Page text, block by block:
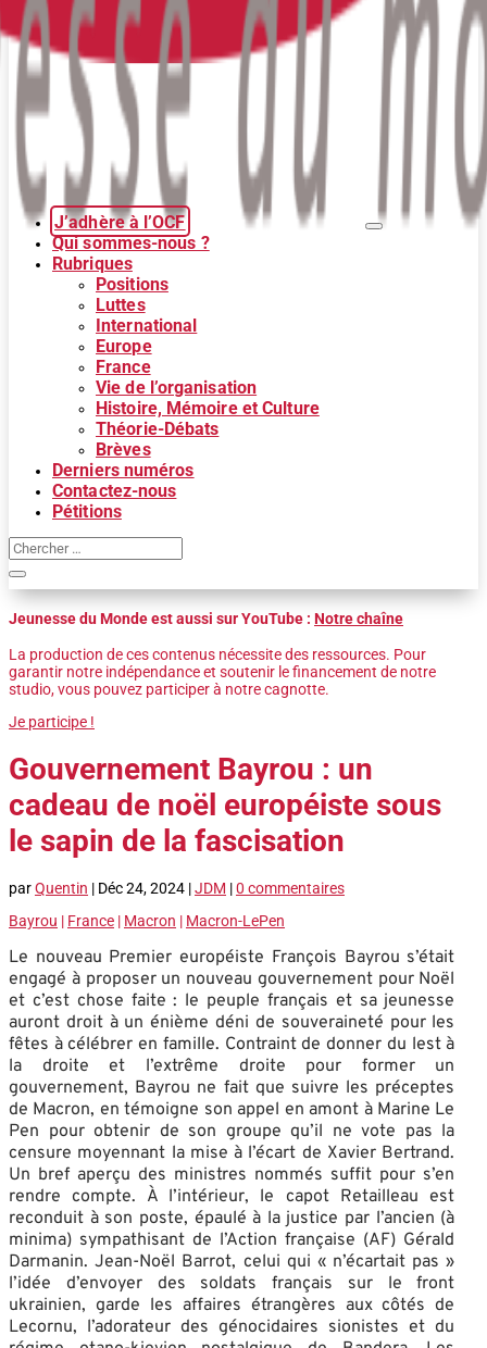
J’adhère à l’OCF
Qui sommes-nous ?
Rubriques
Positions
Luttes
International
Europe
France
Vie de l’organisation
Histoire, Mémoire et Culture
Théorie-Débats
Brèves
Derniers numéros
Contactez-nous
Pétitions
Jeunesse du Monde est aussi sur YouTube : Notre chaîne
La production de ces contenus nécessite des ressources. Pour
garantir notre indépendance et soutenir le financement de notre
studio, vous pouvez participer à notre cagnotte.
Je participe !
Gouvernement Bayrou : un
cadeau de noël européiste sous
le sapin de la fascisation
parQuentin | Déc 24, 2024 |JDM |0 commentaires
Bayrou | France | Macron | Macron-LePen
Le nouveau Premier européiste François Bayrou s’était
engagé à proposer un nouveau gouvernement pour Noël
et c’est chose faite : le peuple français et sa jeunesse
auront droit à un énième déni de souveraineté pour les
fêtes à célébrer en famille. Contraint de donner du lest à
la droite et l’extrême droite pour former un
gouvernement, Bayrou ne fait que suivre les préceptes
de Macron, en témoigne son appel en amont à Marine Le
Pen pour obtenir de son groupe qu’il ne vote pas la
censure moyennant la mise à l’écart de Xavier Bertrand.
Un bref aperçu des ministres nommés suffit pour s’en
rendre compte. À l’intérieur, le capot Retailleau est
reconduit à son poste, épaulé à la justice par l’ancien (à
minima) sympathisant de l’Action française (AF) Gérald
Darmanin. Jean-Noël Barrot, celui qui « n’écartait pas »
l’idée d’envoyer des soldats français sur le front
ukrainien, garde les affaires étrangères aux côtés de
Lecornu, l’adorateur des génocidaires sionistes et du